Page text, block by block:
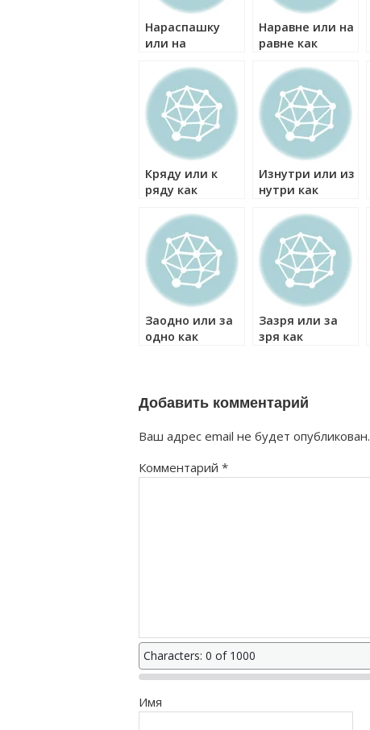
Нараспашку
или на
правильно?
Наравне или на
равне как
Кряду или к
ряду как
Изнутри или из
нутри как
Заодно или за
одно как
Зазря или за
зря как
Добавить комментарий
Ваш адрес email не будет опубликован.
Комментарий *
Characters: 0 of 1000
Имя